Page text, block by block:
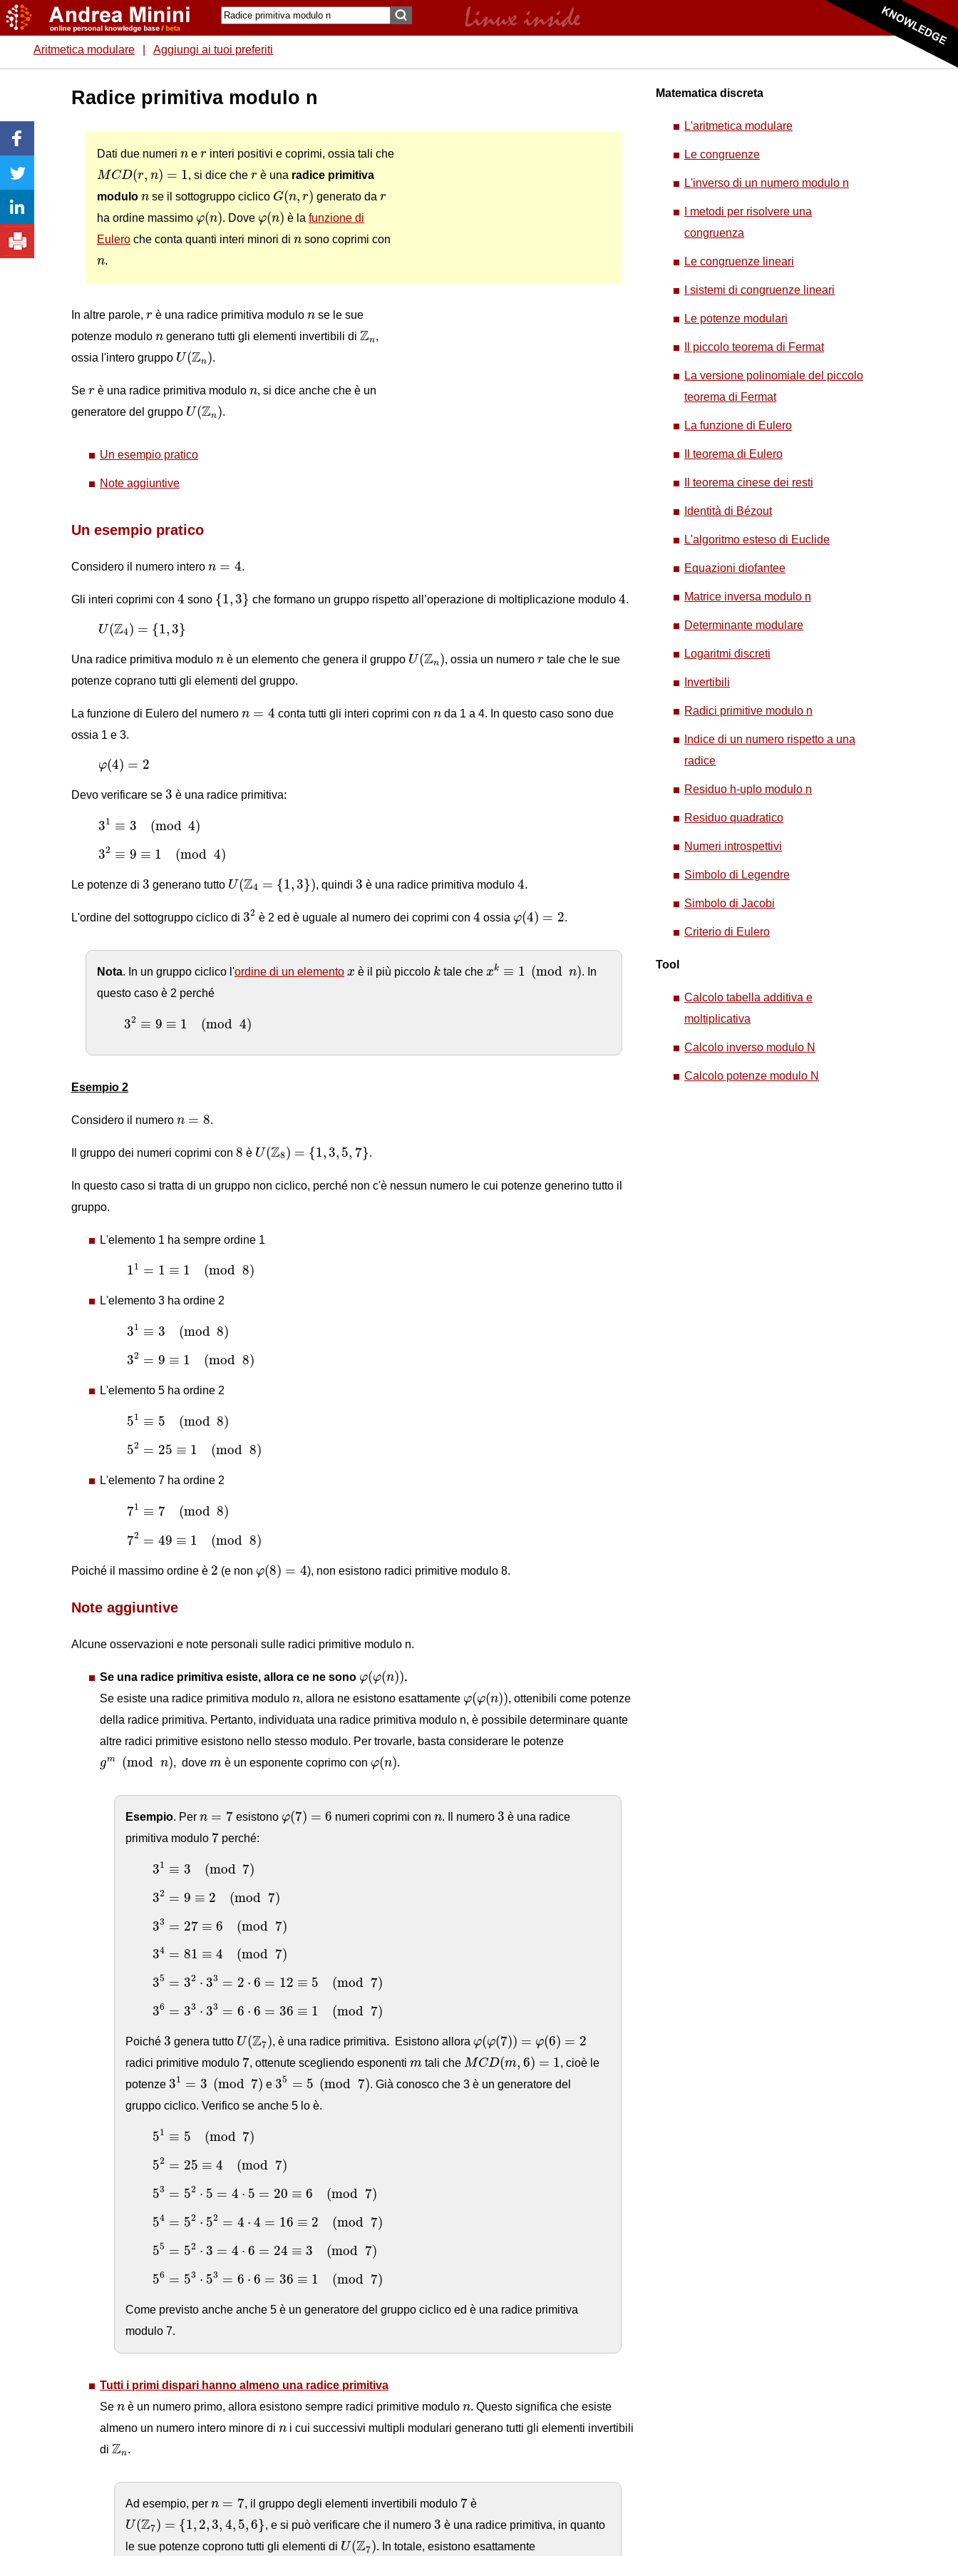
Aritmetica modulare Aggiungi ai tuoi preferiti
Radice primitiva modulo n
Dati due numeri n
n e r
r interi positivi e coprimi, ossia tali che
MCD(r, n) = 1
MCD(r, =1 , si dice cher
r è una radice primitiva
modulo n
n se il sottogruppo ciclico G(n, r)
G( generato dar
r
ha ordine massimo φ(n)
( ). Dove φ(n)
( ) è la funzione di
Eulero che conta quanti interi minori di n
n sono coprimi con
n
n.
In altre parole, r
r è una radice primitiva modulo n
n se le sue
potenze modulo n
n generano tutti gli elementi invertibili di Zn
Z
,
ossia l'intero gruppo U(Zn)
U(Zn ).
Se r
r è una radice primitiva modulo n
n, si dice anche che è un
generatore del gruppo U(Zn)
U(Zn ).
Un esempio pratico
Note aggiuntive
Un esempio pratico
Considero il numero intero n = 4
n .
Gli interi coprimi con 4
4 sono {1,3}
{1 3} che formano un gruppo rispetto all’operazione di moltiplicazione modulo4
4.
U(Z4) = {1,3}
U(Z4 1, 3}
Una radice primitiva modulo n
n è un elemento che genera il gruppo U(Zn)
U(Zn ), ossia un numero r
r tale che le sue
potenze coprano tutti gli elementi del gruppo.
La funzione di Eulero del numero n = 4
n conta tutti gli interi coprimi con n
nda 1 a 4. In questo caso sono due
ossia 1 e 3.
φ(4) = 2
φ (4 2
Devo verificare se 3
3 è una radice primitiva:
31 ≡ 3 (mod 4)
≡ mod 4
32 ≡ 9 ≡ 1 (mod 4)
2≡ 1 mod 4)
Le potenze di 3
3 generano tutto U(Z4 = {1,3})
U(Z4 ,3 ) , quindi3
3 è una radice primitiva modulo4
4.
L'ordine del sottogruppo ciclico di 32
32
è 2 ed è uguale al numero dei coprimi con 4
4 ossia φ(4) = 2
(4) .
Nota. In un gruppo ciclico l'ordine di un elemento x
x è il più piccolo k
k tale che xk ≡ 1 (mod n)
k (mod )
. In
questo caso è 2 perché
32 ≡ 9 ≡ 1 (mod 4)
2≡ 1 mod 4)
Esempio 2
Considero il numero n = 8
n .
Il gruppo dei numeri coprimi con 8
8 è U(Z8) = {1,3, 5, 7}
U(Z8 ) ,3 5, 7} .
In questo caso si tratta di un gruppo non ciclico, perché non c'è nessun numero le cui potenze generino tutto il
gruppo.
L'elemento 1 ha sempre ordine 1
11 = 1 ≡ 1 (mod 8)
1= ≡1 mod 8)
L'elemento 3 ha ordine 2
31 ≡ 3 (mod 8)
≡ mod 8
32 = 9 ≡ 1 (mod 8)
2= ≡1 mod 8)
L'elemento 5 ha ordine 2
51 ≡ 5 (mod 8)
≡ mod 8
52 = 25 ≡ 1 (mod 8)
2=25 ≡1 mod 8)
L'elemento 7 ha ordine 2
71 ≡ 7 (mod 8)
≡7 mod 8
72 = 49 ≡ 1 (mod 8)
=49 1 mod 8)
Poiché il massimo ordine è 2
2 (e non φ(8) = 4
(8) ), non esistono radici primitive modulo 8.
Note aggiuntive
Alcune osservazioni e note personali sulle radici primitive modulo n.
Se una radice primitiva esiste, allora ce ne sono φ(φ(n))
( (n )) .
Se esiste una radice primitiva modulo n
n, allora ne esistono esattamente φ(φ(n))
( (n )) , ottenibili come potenze
della radice primitiva. Pertanto, individuata una radice primitiva modulo n, è possibile determinare quante
altre radici primitive esistono nello stesso modulo. Per trovarle, basta considerare le potenze
gm (mod n)
gm modn , dove m
mè un esponente coprimo con φ(n)
(n ).
Esempio. Per n = 7
n esistono φ(7) = 6
(7) numeri coprimi conn
n. Il numero3
3 è una radice
primitiva modulo 7
7 perché:
31 ≡ 3 (mod 7)
≡ mod 7
32 = 9 ≡ 2 (mod 7)
2= 2 mod 7)
33 = 27 ≡ 6 (mod 7)
3= 6 mod 7)
34 = 81 ≡ 4 (mod 7)
4=81 4 mod 7)
35 = 32 ⋅ 33 = 2 ⋅ 6 = 12 ≡ 5 (mod 7)
35 32 3= 2⋅ 12 (mod
36 = 33 ⋅ 33 = 6 ⋅ 6 = 36 ≡ 1 (mod 7)
36 33 3= 6⋅ 36 (mod
Poiché 3
3 genera tutto U(Z7)
U(Z7 ), è una radice primitiva. Esistono allora φ(φ(7)) = φ(6) = 2
(φ (7))= )=2
radici primitive modulo 7
7, ottenute scegliendo esponenti m
m tali che MCD(m, 6) = 1
MCD(m )=
, cioè le
potenze 31 = 3 (mod 7)
31 (mod )
e35 = 5 (mod 7)
35 (mod )
. Già conosco che 3 è un generatore del
gruppo ciclico. Verifico se anche 5 lo è.
51 ≡ 5 (mod 7)
≡ mod 7
52 = 25 ≡ 4 (mod 7)
2=25 4 mod 7)
53 = 52 ⋅ 5 = 4 ⋅ 5 = 20 ≡ 6 (mod 7)
53 =5 = 4⋅ 20≡ mod
54 = 52 ⋅ 52 = 4 ⋅ 4 = 16 ≡ 2 (mod 7)
54 52 2= 4⋅ 16 (mod
55 = 52 ⋅ 3 = 4 ⋅ 6 = 24 ≡ 3 (mod 7)
55 5 = 4⋅ 24≡ mod
56 = 53 ⋅ 53 = 6 ⋅ 6 = 36 ≡ 1 (mod 7)
56 53 3= 6⋅ 36 mod
Come previsto anche anche 5 è un generatore del gruppo ciclico ed è una radice primitiva
modulo 7.
Tutti i primi dispari hanno almeno una radice primitiva
Se n
n è un numero primo, allora esistono sempre radici primitive modulo n
n. Questo significa che esiste
almeno un numero intero minore di n
n i cui successivi multipli modulari generano tutti gli elementi invertibili
di Zn
Z .
Ad esempio, per n = 7
n , il gruppo degli elementi invertibili modulo 7
7è
U(Z7) = {1, 2, 3, 4, 5,6}
U(Z7 ) ,2 3, 4, ,6 } , e si può verificare che il numero 3
3 è una radice primitiva, in quanto
le sue potenze coprono tutti gli elementi di U(Z7)
U(Z7 ). In totale, esistono esattamente
Matematica discreta
L'aritmetica modulare
Le congruenze
L'inverso di un numero modulo n
I metodi per risolvere una
congruenza
Le congruenze lineari
I sistemi di congruenze lineari
Le potenze modulari
Il piccolo teorema di Fermat
La versione polinomiale del piccolo
teorema di Fermat
La funzione di Eulero
Il teorema di Eulero
Il teorema cinese dei resti
Identità di Bézout
L'algoritmo esteso di Euclide
Equazioni diofantee
Matrice inversa modulo n
Determinante modulare
Logaritmi discreti
Invertibili
Radici primitive modulo n
Indice di un numero rispetto a una
radice
Residuo h-uplo modulo n
Residuo quadratico
Numeri introspettivi
Simbolo di Legendre
Simbolo di Jacobi
Criterio di Eulero
Tool
Calcolo tabella additiva e
moltiplicativa
Calcolo inverso modulo N
Calcolo potenze modulo N